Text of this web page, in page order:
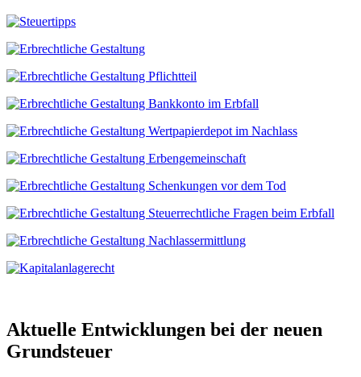
Aktuelle Entwicklungen bei der neuen
Grundsteuer